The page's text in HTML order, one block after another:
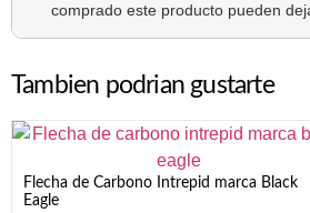
comprado este producto pueden
Tambien podrian gustarte
Flecha de Carbono Intrepid marca Black
Eagle